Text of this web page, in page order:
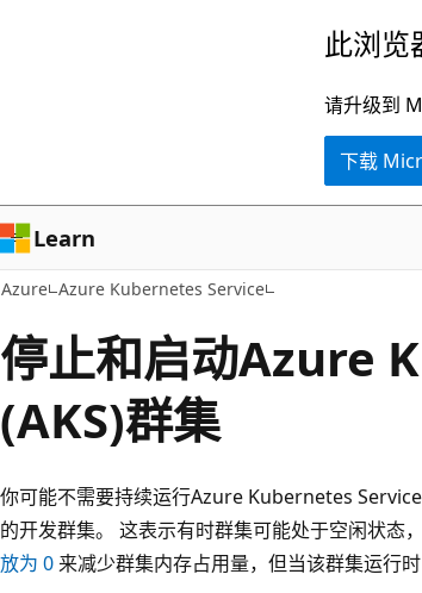
容
此浏览
请升级到
下载
Learn
Azure Azure Kubernetes Service
停止和启动Azure
(AKS)群集
你可能不需要持续运行Azure Kubernetes
的开发群集。 这表示有时群集可能处于空闲状态
放为 0 来减少群集内存占用量，但当该群集运行